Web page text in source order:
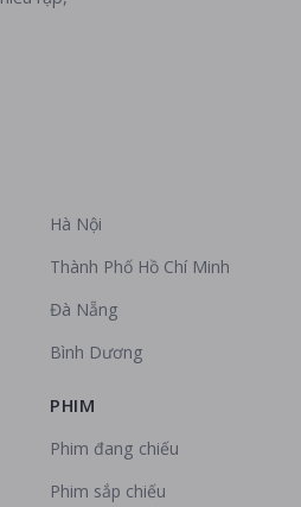
Hà Nội
Thành Phố Hồ Chí Minh
Đà Nẵng
Bình Dương
PHIM
Phim đang chiếu
Phim sắp chiếu